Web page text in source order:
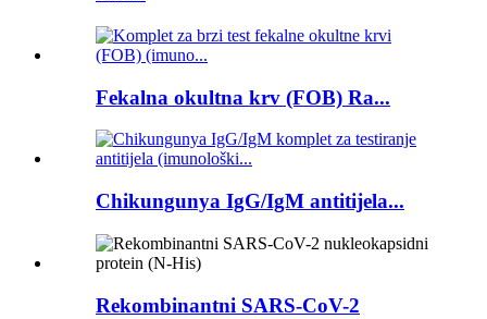
Fekalna okultna krv (FOB) Ra...
Chikungunya IgG/IgM antitijela...
Rekombinantni SARS-CoV-2